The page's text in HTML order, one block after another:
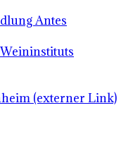
Antes
(externer Link)